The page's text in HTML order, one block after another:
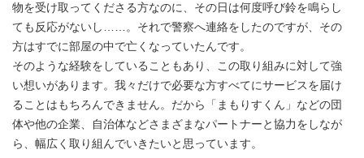
物を受け取ってくださる方なのに、その日は何度呼び鈴を鳴らし
ても反応がないし……。それで警察へ連絡をしたのですが、その
方はすでに部屋の中で亡くなっていたんです。
そのような経験をしていることもあり、この取り組みに対して強
い想いがあります。我々だけで必要な方すべてにサービスを届け
ることはもちろんできません。だから「まもりすくん」などの団
体や他の企業、自治体などさまざまなパートナーと協力をしなが
ら、幅広く取り組んでいきたいと思っています。